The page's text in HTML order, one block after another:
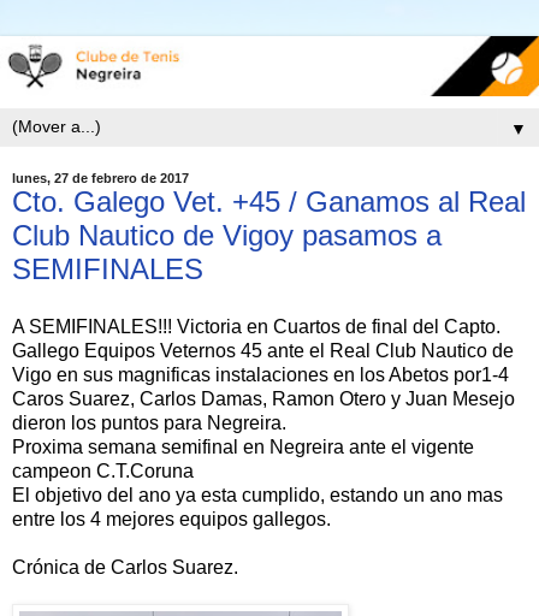
▼
lunes, 27 de febrero de 2017
Cto. Galego Vet. +45 / Ganamos al Real
Club Nautico de Vigoy pasamos a
SEMIFINALES
A SEMIFINALES!!! Victoria en Cuartos de final del Capto.
Gallego Equipos Veternos 45 ante el Real Club Nautico de
Vigo en sus magnificas instalaciones en los Abetos por1-4
Caros Suarez, Carlos Damas, Ramon Otero y Juan Mesejo
dieron los puntos para Negreira.
Proxima semana semifinal en Negreira ante el vigente
campeon C.T.Coruna
El objetivo del ano ya esta cumplido, estando un ano mas
entre los 4 mejores equipos gallegos.
Crónica de Carlos Suarez.